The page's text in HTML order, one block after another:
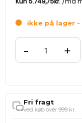
ikke på lager -
+
-
Fri fragt
ved køb over 999 kr.